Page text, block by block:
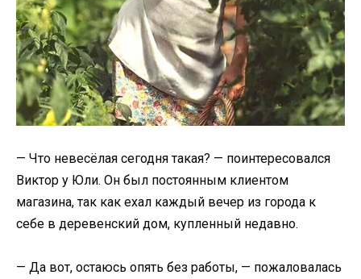
— Что невесёлая сегодня такая? — поинтересовался
Виктор у Юли. Он был постоянным клиентом
магазина, так как ехал каждый вечер из города к
себе в деревенский дом, купленный недавно.
— Да вот, остаюсь опять без работы, — пожаловалась